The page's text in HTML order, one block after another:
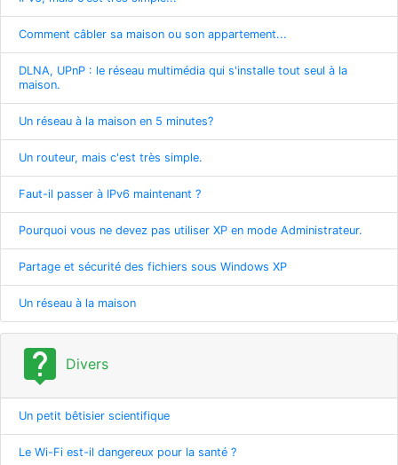
Comment câbler sa maison ou son appartement...
DLNA, UPnP : le réseau multimédia qui s'installe tout seul à la
maison.
Un réseau à la maison en 5 minutes?
Un routeur, mais c'est très simple.
Faut-il passer à IPv6 maintenant ?
Pourquoi vous ne devez pas utiliser XP en mode Administrateur.
Partage et sécurité des fichiers sous Windows XP
Un réseau à la maison
live_help Divers
Un petit bêtisier scientifique
Le Wi-Fi est-il dangereux pour la santé ?